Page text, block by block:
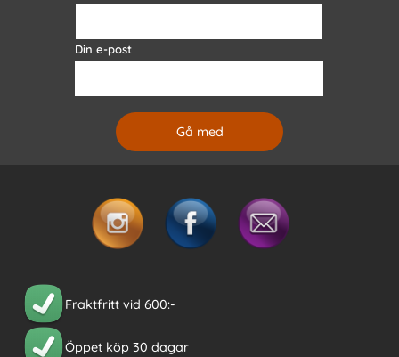
Din e-post
Fraktfritt vid 600:-
Öppet köp 30 dagar